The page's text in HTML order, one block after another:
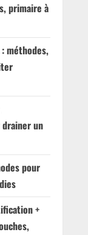
primaire à
méthodes,
un
pour
+